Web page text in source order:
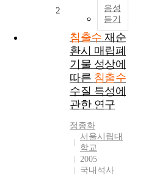
음성
듣기
2
침출수 재순
환시 매립폐
기물 성상에
따른 침출수
수질 특성에
관한 연구
정종화
서울시립대
학교
2005
국내석사